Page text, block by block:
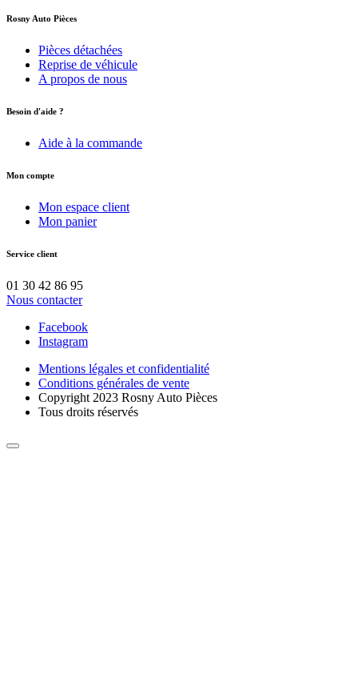
Rosny Auto Pièces
Pièces détachées
Reprise de véhicule
A propos de nous
Besoin d'aide ?
Aide à la commande
Mon compte
Mon espace client
Mon panier
Service client
01 30 42 86 95
Nous contacter
Facebook
Instagram
Mentions légales et confidentialité
Conditions générales de vente
Copyright 2023 Rosny Auto Pièces
Tous droits réservés